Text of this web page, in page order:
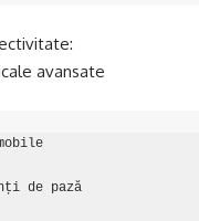
avansate
de pază